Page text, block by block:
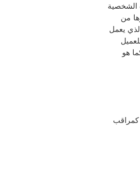
الشخصية
من
الذي يعمل
هو
كمراقب